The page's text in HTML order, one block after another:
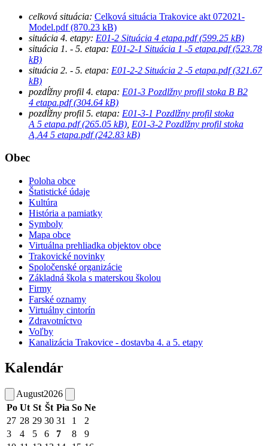
celková situácia: Celková situácia Trakovice akt 072021-
Model.pdf (870.23 kB)
situácia 4. etapy: E01-2 Situácia 4 etapa.pdf (599.25 kB)
situácia 1. - 5. etapa: E01-2-1 Situácia 1 -5 etapa.pdf (523.78
kB)
situácia 2. - 5. etapa: E01-2-2 Situácia 2 -5 etapa.pdf (321.67
kB)
pozdĺžny profil 4. etapa: E01-3 Pozdlžny profil stoka B B2
4 etapa.pdf (304.64 kB)
pozdĺžny profil 5. etapa: E01-3-1 Pozdlžny profil stoka
A 5 etapa.pdf (265.05 kB) E01-3-2 Pozdlžny profil stoka
A,A4 5 etapa.pdf (242.83 kB)
Obec
Poloha obce
Štatistické údaje
Kultúra
História a pamiatky
Symboly
Mapa obce
Virtuálna prehliadka objektov obce
Trakovické novinky
Spoločenské organizácie
Základná škola s materskou školou
Firmy
Farské oznamy
Virtuálny cintorín
Zdravotníctvo
Voľby
Kanalizácia Trakovice - dostavba 4. a 5. etapy
Kalendár
August2026
Po Ut St Št Pia So Ne
27 28 29 30 31 1
2
3
4 5 6 7 8
9